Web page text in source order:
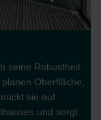
der Cookie-
widerrufen.
seine Robustheit
Oberfläche,
sie auf
und sorgt